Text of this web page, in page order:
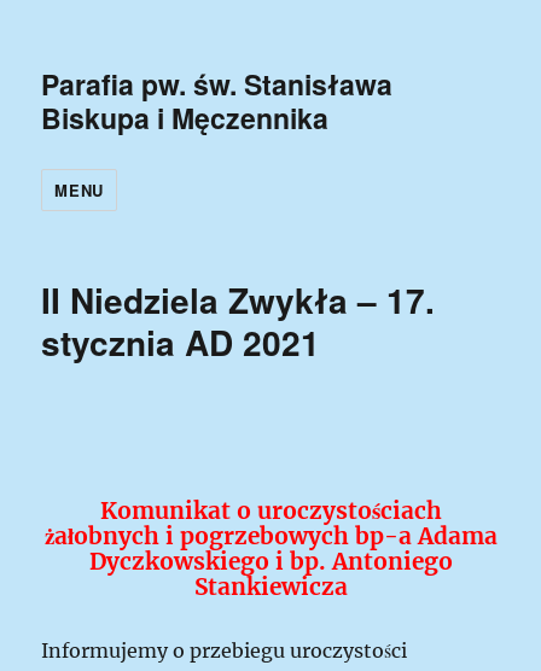
Parafia pw. św. Stanisława
Biskupa i Męczennika
MENU
II Niedziela Zwykła – 17.
stycznia AD 2021
Komunikat o uroczystościach
żałobnych i pogrzebowych bp-aAdama
Dyczkowskiego i bp. Antoniego
Stankiewicza
Informujemy o przebiegu uroczystości